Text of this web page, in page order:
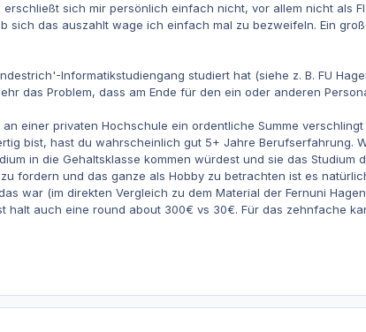
sich mir persönlich einfach nicht, vor allem nicht als
sich das auszahlt wage ich einfach mal zu bezweifeln. Ein
Informatikstudiengang studiert hat (siehe z. B. FU
das Problem, dass am Ende für den ein oder anderen
einer privaten Hochschule ein ordentliche Summe
bist, hast du wahrscheinlich gut 5+ Jahre Berufserfahrung.
in die Gehaltsklasse kommen würdest und sie das Studium
fordern und das ganze als Hobby zu betrachten ist es
war (im direkten Vergleich zu dem Material der Fernuni
halt auch eine round about 300€ vs 30€. Für das zehnfache